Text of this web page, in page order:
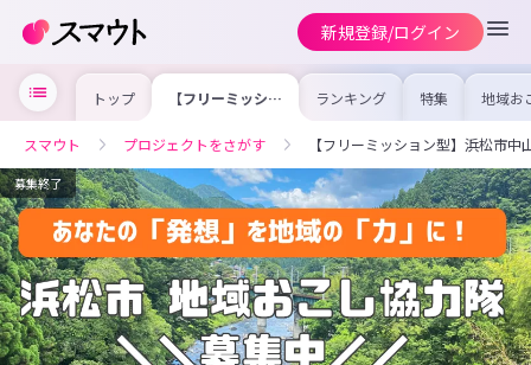
新規登録/ログイン
トップ 【フリーミッショ
ン型】浜松市中山
おこし協力隊」募
集！
ランキング 特集 地域お
の求
を集め
事内容
を比較
合った
けよう
スマウト プロジェクトをさがす 【フリーミッション型】浜松市
募集終了